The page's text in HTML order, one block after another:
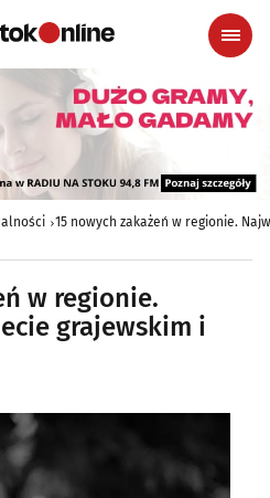
15 nowych zakażeń w regionie.
w regionie.
grajewskim i